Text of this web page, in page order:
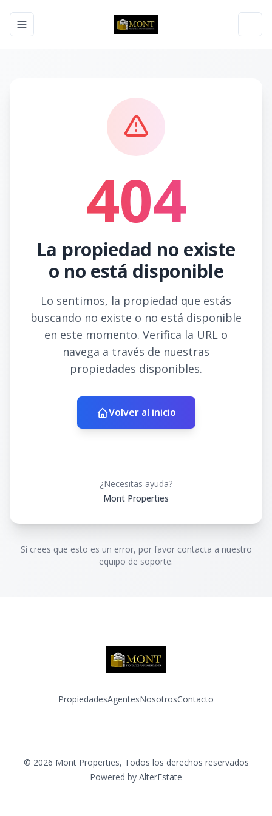
Toggle navigation menu
404
La propiedad no existe
o no está disponible
Lo sentimos, la propiedad que estás
buscando no existe o no está disponible
en este momento. Verifica la URL o
navega a través de nuestras
propiedades disponibles.
Volver al inicio
¿Necesitas ayuda?
Mont Properties
Si crees que esto es un error, por favor contacta a nuestro
equipo de soporte.
PropiedadesAgentesNosotrosContacto
© 2026 Mont Properties, Todos los derechos reservados
Powered by AlterEstate